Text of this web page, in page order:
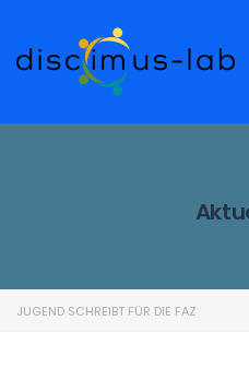
JUGEND SCHREIBT FÜR DIE FAZ